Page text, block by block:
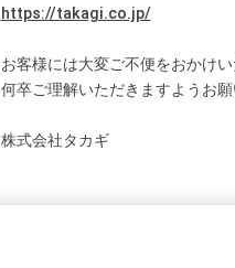
https://takagi.co.jp/
お客様には大変ご不便をおかけ
何卒ご理解いただきますようお願
株式会社タカギ